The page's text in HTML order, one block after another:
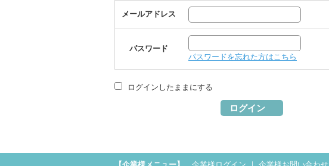
メールアドレス
パスワード
パスワードを忘れた方はこちら
ログインしたままにする
ログイン